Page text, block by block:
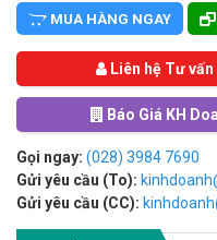
MUA HÀNG NGAY
Liên hệ Tư
Báo Giá KH
Gọi ngay: (028) 3984 7690
Gửi yêu cầu (To):
Gửi yêu cầu (CC):